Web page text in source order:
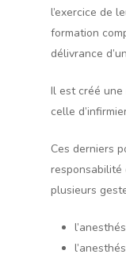
l’exercice de
formation
délivrance
Il est créé une
celle
Ces derniers
responsabilité
plusieurs